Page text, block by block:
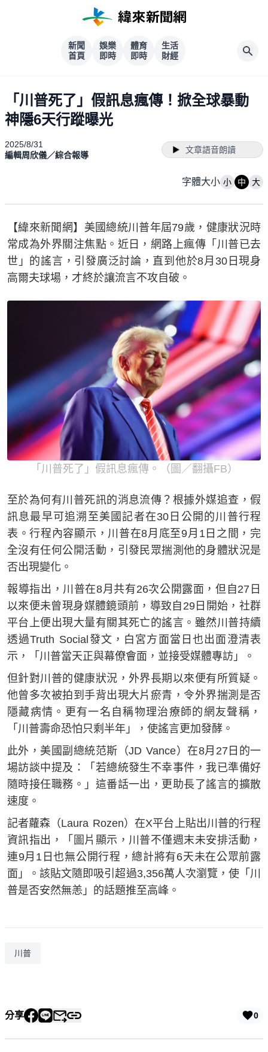
新聞
首頁
娛樂
即時
體育
即時
生活
財經
「川普死了」假訊息瘋傳！掀全球暴動
神隱6天行蹤曝光
2025/8/31
編輯周欣儀／綜合報導
文章語音朗讀
字體大小 小 中 大
【緯來新聞網】美國總統川普年屆79歲，健康狀況時
常成為外界關注焦點。近日，網路上瘋傳「川普已去
世」的謠言，引發廣泛討論，直到他於8月30日現身
高爾夫球場，才終於讓流言不攻自破。
「川普死了」假訊息瘋傳。（圖／翻攝FB）
至於為何有川普死訊的消息流傳？根據外媒追查，假
訊息最早可追溯至美國記者在30日公開的川普行程
表。行程內容顯示，川普在8月底至9月1日之間，完
全沒有任何公開活動，引發民眾揣測他的身體狀況是
否出現變化。
報導指出，川普在8月共有26次公開露面，但自27日
以來便未曾現身媒體鏡頭前，導致自29日開始，社群
平台上便出現大量有關其死亡的謠言。雖然川普持續
透過Truth Social發文，白宮方面當日也出面澄清表
示，「川普當天正與幕僚會面，並接受媒體專訪」。
但針對川普的健康狀況，外界長期以來便有所質疑。
他曾多次被拍到手背出現大片瘀青，令外界揣測是否
隱藏病情。更有一名自稱物理治療師的網友聲稱，
「川普壽命恐怕只剩半年」，使謠言更加發酵。
此外，美國副總統范斯（JD Vance）在8月27日的一
場訪談中提及：「若總統發生不幸事件，我已準備好
隨時接任職務。」這番話一出，更助長了謠言的擴散
速度。
記者蘿森（Laura Rozen）在X平台上貼出川普的行程
資訊指出，「圖片顯示，川普不僅週末未安排活動，
連9月1日也無公開行程，總計將有6天未在公眾前露
面」。該貼文隨即吸引超過3,356萬人次瀏覽，使「川
普是否安然無恙」的話題推至高峰。
川普
分享 0